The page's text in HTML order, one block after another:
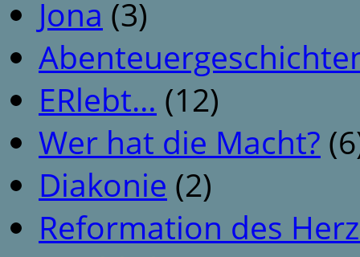
Jona (3)
ERlebt… (12)
Wer hat die Macht?
Diakonie (2)
Reformation des